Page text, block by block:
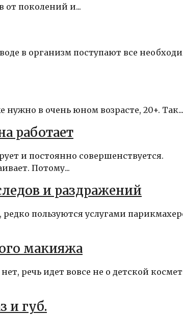
от поколений и...
в организм поступают все
в очень юном возрасте, 20+. Так...
работает
и постоянно совершенствуется.
Потому...
и раздражений
пользуются услугами
макияжа
речь идет вовсе не о детской
и губ.